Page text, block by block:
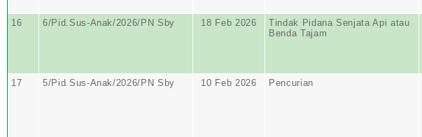
16 6/Pid.Sus-Anak/2026/PN Sby 18 Feb 2026
Tindak Pidana Senjata Api atau
Benda Tajam
17 5/Pid.Sus-Anak/2026/PN Sby 10 Feb 2026 Pencurian